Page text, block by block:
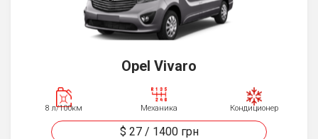
Opel Vivaro
8 л/100км Механика Кондиционер
$ 27/ 1400 грн